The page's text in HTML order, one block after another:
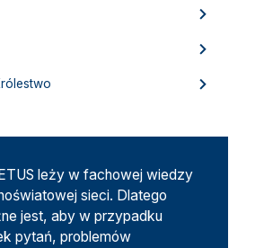
leży w fachowej wiedzy
sieci. Dlatego
jest, aby w przypadku
pytań, problemów